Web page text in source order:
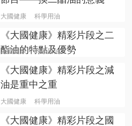
大國健康 科學用油
《大國健康》精彩片段之二
酯油的特點及優勢
大國健康 科學用油
《大國健康》精彩片段之減
油是重中之重
大國健康 科學用油
《大國健康》精彩片段之國